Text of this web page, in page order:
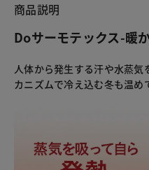
商品説明
Doサーモテックス-暖
人体から発生する汗や水蒸気
カニズムで冷え込む冬も温め